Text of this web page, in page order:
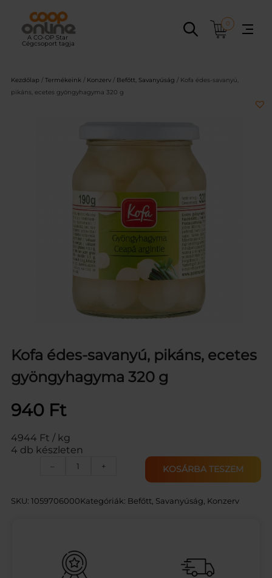
tartalomhoz
0
Kezdőlap / Termékeink / Konzerv / Befőtt, Savanyúság / Kofa édes-savanyú,
pikáns, ecetes gyöngyhagyma 320 g
Kofa édes-savanyú, pikáns, ecetes
gyöngyhagyma 320 g
940 Ft
4944 Ft / kg
4 db készleten
–
K
A
G
Y
+ KOSÁRBA TESZEM
SKU: 1059706000Kategóriák: Befőtt, Savanyúság Konzerv